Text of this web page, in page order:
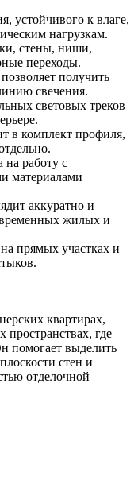
устойчивого к влаге,
нагрузкам.
стены, ниши,
переходы.
получить
свечения.
световых треков
в комплект профиля,
работу с
материалами
аккуратно и
жилых и
прямых участках и
квартирах,
пространствах, где
помогает выделить
стен и
отделочной